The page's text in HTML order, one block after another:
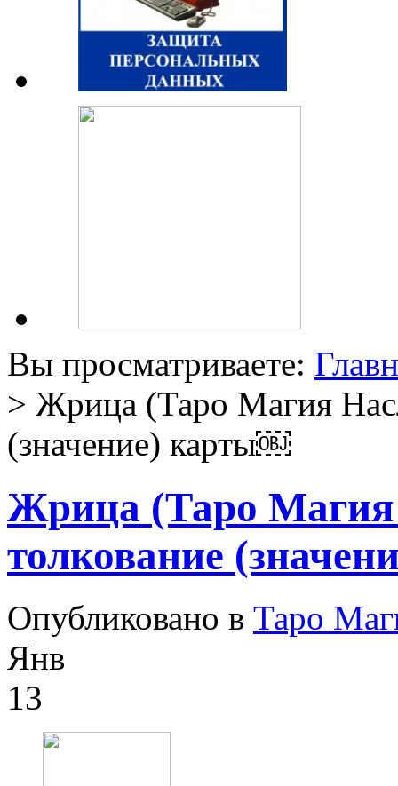
Вы просматриваете:
> Жрица (Таро Магия
(значение) карты￼
Жрица (Таро
толкование
Опубликовано в Таро
Янв
13